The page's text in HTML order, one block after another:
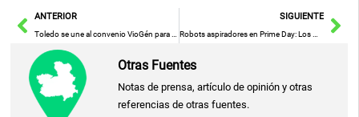
AntANTERIOR SIGUIENTE
Otras Fuentes
Notas de prensa, artículo de opinión y otras
referencias de otras fuentes.